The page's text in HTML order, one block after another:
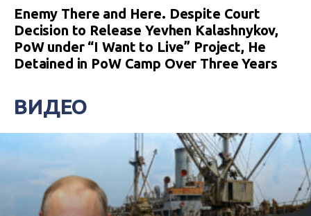
Enemy There and Here. Despite Court
Decision to Release Yevhen Kalashnykov,
PoW under “I Want to Live” Project, He
Detained in PoW Camp Over Three Years
ВИДЕО